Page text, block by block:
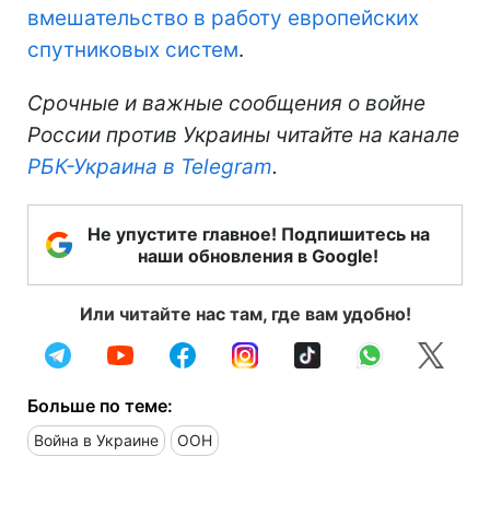
вмешательство в работу европейских
спутниковых систем.
Срочные и важные сообщения о войне
России против Украины читайте на канале
РБК-Украина в Telegram.
Не упустите главное! Подпишитесь на
наши обновления в Google!
Или читайте нас там, где вам удобно!
Больше по теме:
Война в Украине ООН